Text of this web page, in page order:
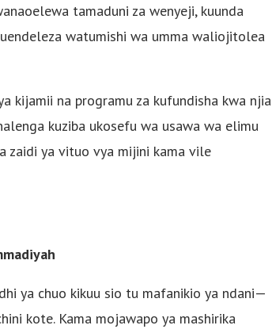
tamaduni za wenyeji, kuunda
watumishi wa umma waliojitolea
kijamii na programu za kufundisha kwa njia
kuziba ukosefu wa usawa wa elimu
zaidi ya vituo vya mijini kama vile
ya chuo kikuu sio tu mafanikio ya ndani—
kote. Kama mojawapo ya mashirika